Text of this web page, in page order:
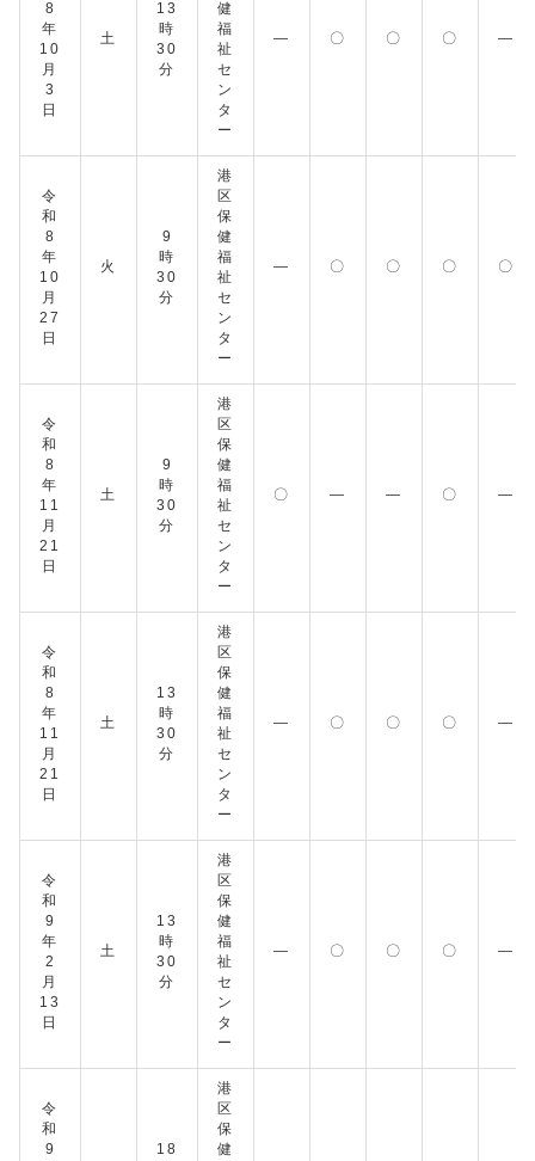
8
年
10
月
3
日
土
13
時
30
分
健
福
祉
セ
ン
タ
ー
― 〇 〇 〇 ―
令
和
8
年
10
月
27
日
火
9
時
30
分
港
区
保
健
福
祉
セ
ン
タ
ー
― 〇 〇 〇 〇
令
和
8
年
11
月
21
日
土
9
時
30
分
港
区
保
健
福
祉
セ
ン
タ
ー
〇 ― ― 〇 ―
令
和
8
年
11
月
21
日
土
13
時
30
分
港
区
保
健
福
祉
セ
ン
タ
ー
― 〇 〇 〇 ―
令
和
9
年
2
月
13
日
土
13
時
30
分
港
区
保
健
福
祉
セ
ン
タ
ー
― 〇 〇 〇 ―
令
和
9
18
港
区
保
健